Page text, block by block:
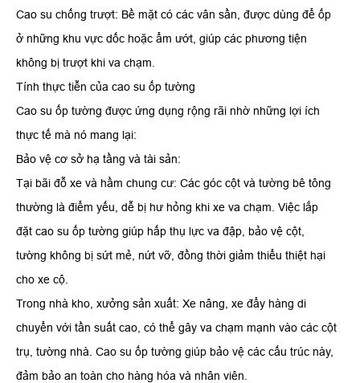
​Cao su chống trượt: Bề mặt có các vân sần, được dùng để ốp
ở những khu vực dốc hoặc ẩm ướt, giúp các phương tiện
không bị trượt khi va chạm.
​Tính thực tiễn của cao su ốp tường
​Cao su ốp tường được ứng dụng rộng rãi nhờ những lợi ích
thực tế mà nó mang lại:
​Bảo vệ cơ sở hạ tầng và tài sản:
​Tại bãi đỗ xe và hầm chung cư: Các góc cột và tường bê tông
thường là điểm yếu, dễ bị hư hỏng khi xe va chạm. Việc lắp
đặt cao su ốp tường giúp hấp thụ lực va đập, bảo vệ cột,
tường không bị sứt mẻ, nứt vỡ, đồng thời giảm thiểu thiệt hại
cho xe cộ.
​Trong nhà kho, xưởng sản xuất: Xe nâng, xe đẩy hàng di
chuyển với tần suất cao, có thể gây va chạm mạnh vào các cột
trụ, tường nhà. Cao su ốp tường giúp bảo vệ các cấu trúc này,
đảm bảo an toàn cho hàng hóa và nhân viên.